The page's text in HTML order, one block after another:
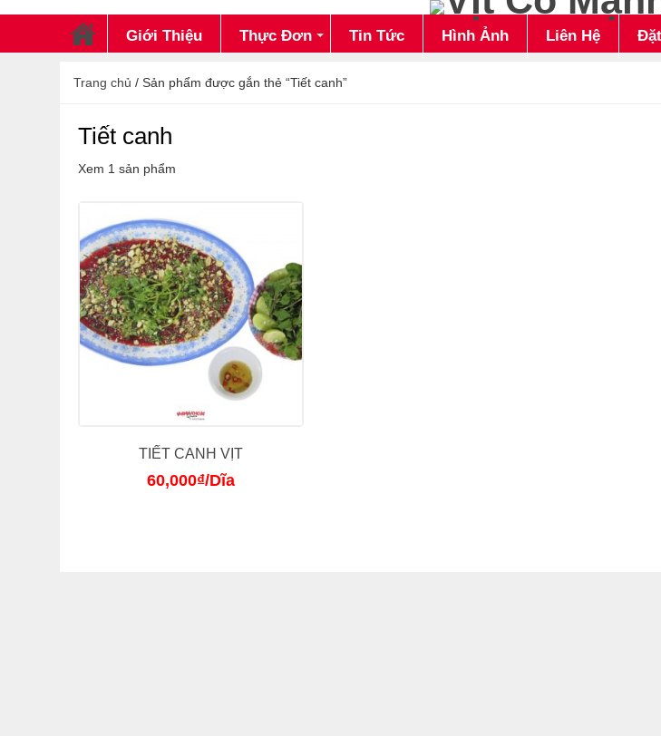
Giới Thiệu Thực Đơn Tin Tức Hình Ảnh Liên Hệ
Trang chủ / Sản phẩm được gắn thẻ “Tiết canh”
Tiết canh
Xem 1 sản phẩm
TIẾT CANH VỊT
60,000₫/Dĩa